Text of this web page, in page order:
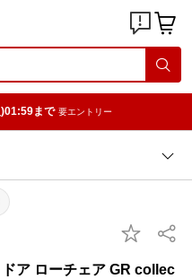
まで 要エントリー
ドア ローチェア GR collec